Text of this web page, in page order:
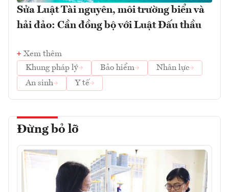
Sửa Luật Tài nguyên, môi trường biển và
hải đảo: Cần đồng bộ với Luật Đấu thầu
Xem thêm
Khung pháp lý
Bảo hiểm
Nhân lực
An sinh
Y tế
Đừng bỏ lỡ